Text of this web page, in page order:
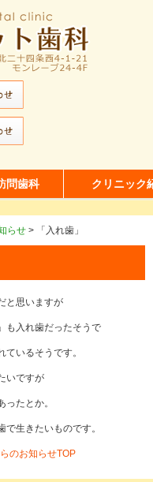
問歯科 クリニック
らせ > 「入れ歯」
と思いますが
も入れ歯だったそうで
いるそうです。
いですが
たとか。
生きたいものです。
のお知らせTOP